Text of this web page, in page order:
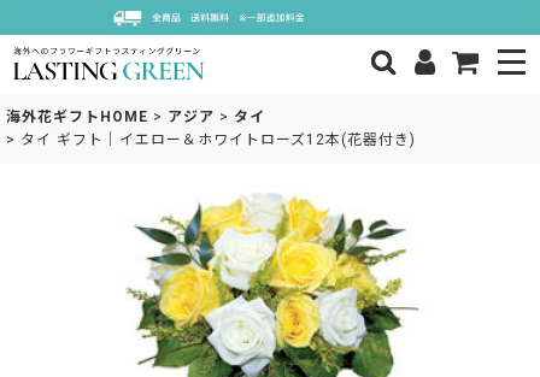
海外花ギフトHOME > アジア > タイ
> タイ ギフト｜イエロー＆ホワイトローズ12本(花器付き)